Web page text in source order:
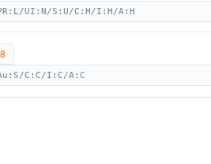
UI:N/S:U/C:H/I:H/A:H
C:C/I:C/A:C